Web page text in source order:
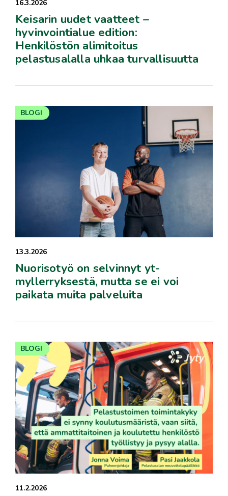
16.3.2026
Keisarin uudet vaatteet –
hyvinvointialue edition:
Henkilöstön alimitoitus
pelastusalalla uhkaa turvallisuutta
13.3.2026
Nuorisotyö on selvinnyt yt-
myllerryksestä, mutta se ei voi
paikata muita palveluita
BLOGI
11.2.2026
BLOGI